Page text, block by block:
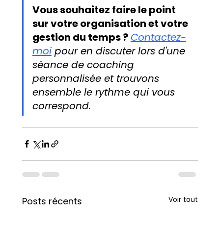
Vous souhaitez faire le point
sur votre organisation et votre
gestion du temps ? Contactez-
moi pour en discuter lors d'une
séance de coaching
personnalisée et trouvons
ensemble le rythme qui vous
correspond.
Posts récents Voir tout